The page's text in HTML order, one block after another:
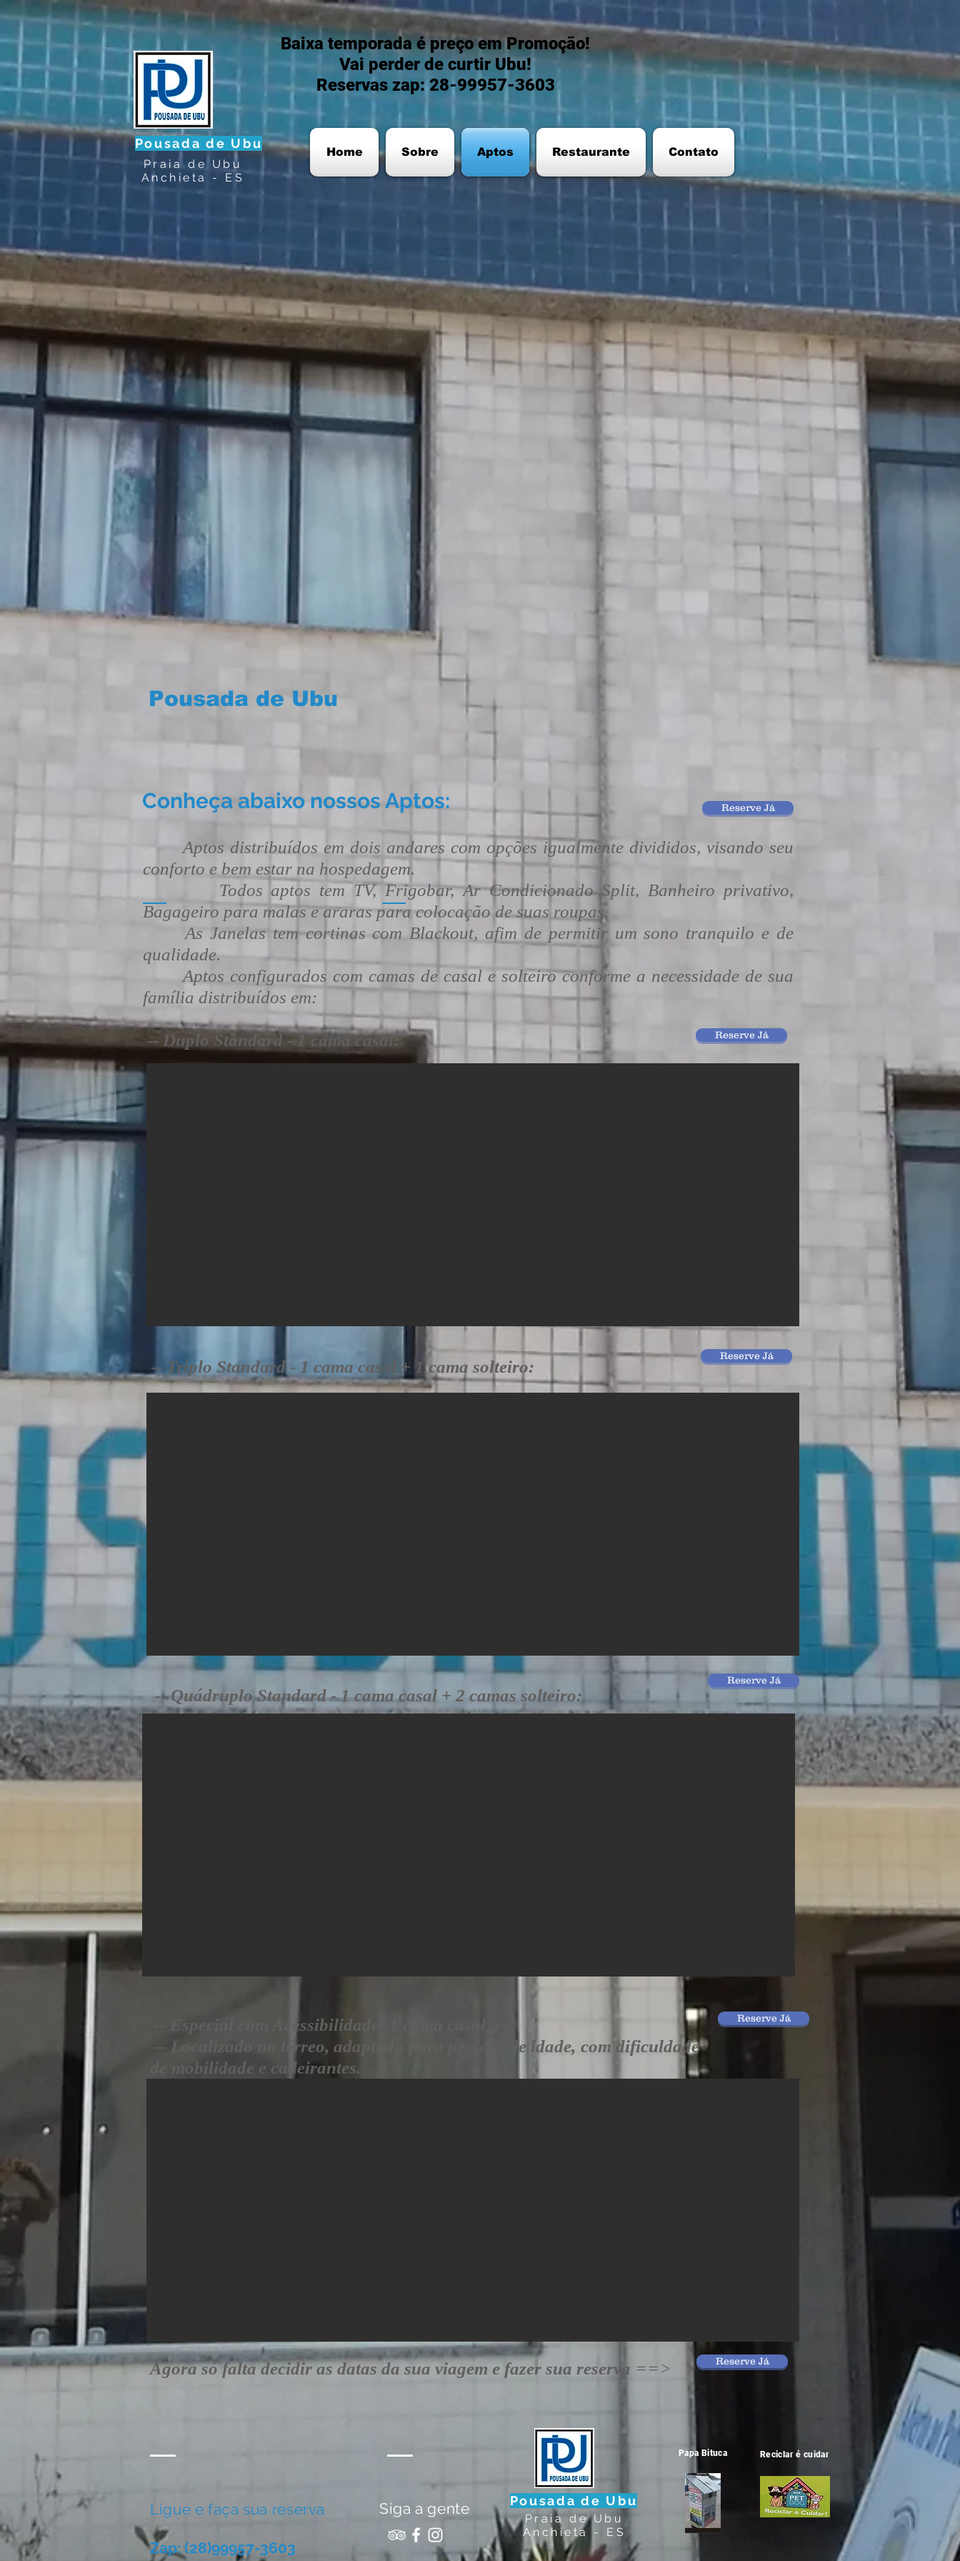
Pousada de Ubu
Praia de Ubu
Anchieta - ES
Home Sobre Aptos Restaurante Contato
Baixa temporada é preço em Promoção!
Vai perder de curtir Ubu!
Reservas zap: 28-99957-3603
Pousada de Ubu
Conheça abaixo nossos Aptos: Reserve Já
Aptos distribuídos em dois andares com opções igualmente divididos, visando seu
conforto e bem estar na hospedagem.
Todos aptos tem TV, Frigobar, Ar Condicionado Split, Banheiro privativo,
Bagageiro para malas e araras para colocação de suas roupas.
As Janelas tem cortinas com Blackout, afim de permitir um sono tranquilo e de
qualidade.
Aptos configurados com camas de casal e solteiro conforme a necessidade de sua
família distribuídos em:
-- Duplo Standard - 1 cama casal: Reserve Já
-- Triplo Standard - 1 cama casal + 1 cama solteiro:
Reserve Já
-- Quádruplo Standard - 1 cama casal + 2 camas solteiro:
Reserve Já
-- Especial com Acessibilidade: 1 cama casal
-- Localizado no térreo, adaptado para pessoas de idade, com dificuldade
de mobilidade e cadeirantes.
Reserve Já
Agora só falta decidir as datas da sua viagem e fazer sua reserva ==> Reserve Já
Ligue e faça sua reserva
Zap: (28)99957-3603
Pousada de Ubu
Praia de Ubu
Anchieta - ES
Siga a gente
Papa Bituca Reciclar é cuidar